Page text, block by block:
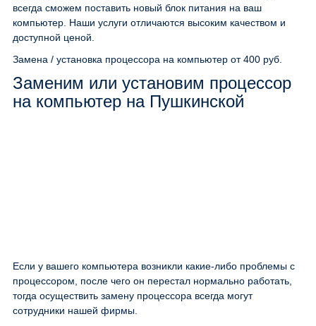
всегда сможем поставить новый блок питания на ваш
компьютер. Наши услуги отличаются высоким качеством и
доступной ценой.
Замена / установка процессора на компьютер от 400 руб.
Заменим или установим процессор
на компьютер на Пушкинской
Если у вашего компьютера возникли какие-либо проблемы с
процессором, после чего он перестал нормально работать,
тогда осуществить замену процессора всегда могут
сотрудники нашей фирмы.